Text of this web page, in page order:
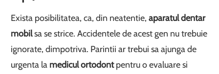
Exista posibilitatea, ca, din neatentie,aparatul dentar
mobilsa se strice. Accidentele de acest gen nu trebuie
ignorate, dimpotriva. Parintii ar trebui sa ajunga de
urgenta la medicul ortodontpentru o evaluare si